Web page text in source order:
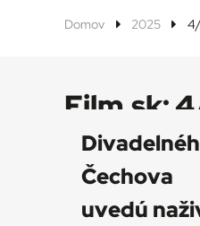
Domov 2025
Film.sk:
Čechova
uvedú